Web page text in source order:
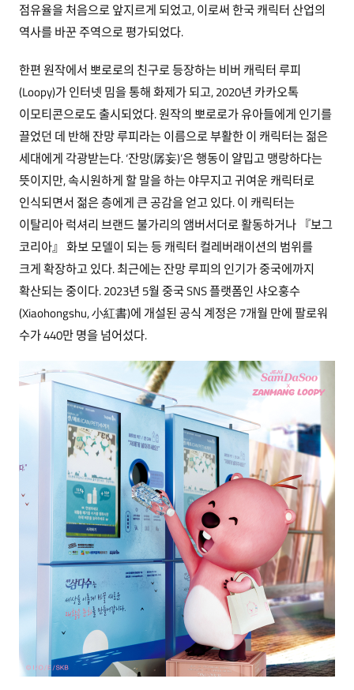
점유율을 처음으로 앞지르게 되었고, 이로써 한국 캐릭터 산업의
역사를 바꾼 주역으로 평가되었다.
한편 원작에서 뽀로로의 친구로 등장하는 비버 캐릭터 루피
(Loopy)가 인터넷 밈을 통해 화제가 되고, 2020년 카카오톡
이모티콘으로도 출시되었다. 원작의 뽀로로가 유아들에게 인기를
끌었던 데 반해 잔망 루피라는 이름으로 부활한 이 캐릭터는 젊은
세대에게 각광받는다. ‘잔망(孱妄)’은 행동이 얄밉고 맹랑하다는
뜻이지만, 속시원하게 할 말을 하는 야무지고 귀여운 캐릭터로
인식되면서 젊은 층에게 큰 공감을 얻고 있다. 이 캐릭터는
이탈리아 럭셔리 브랜드 불가리의 앰버서더로 활동하거나 『보그
코리아』 화보 모델이 되는 등 캐릭터 컬레버래이션의 범위를
크게 확장하고 있다. 최근에는 잔망 루피의 인기가 중국에까지
확산되는 중이다. 2023년 5월 중국 SNS 플랫폼인 샤오훙수
(Xiaohongshu, 小紅書)에 개설된 공식 계정은 7개월 만에 팔로워
수가 440만 명을 넘어섰다.